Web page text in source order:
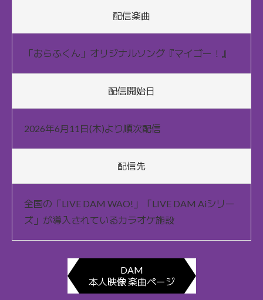
配信楽曲
「おらふくん」オリジナルソング『マイゴー！』
配信開始日
2026年6月11日(木)より順次配信
配信先
全国の「LIVE DAM WAO!」「LIVE DAM Aiシリー
ズ」が導入されているカラオケ施設
DAM
本人映像 楽曲ページ